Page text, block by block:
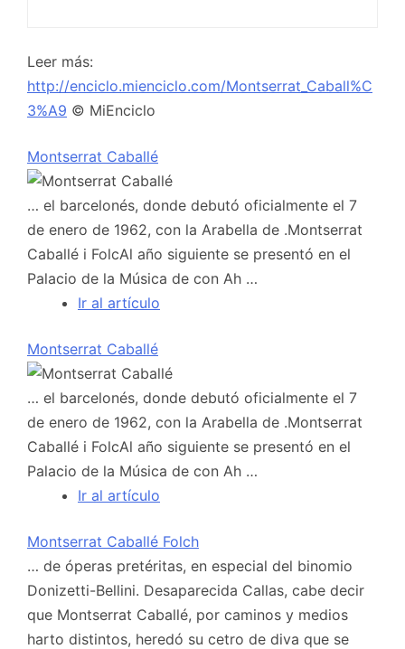
Leer más:
http://enciclo.mienciclo.com/Montserrat_Caball%C
3%A9 © MiEnciclo
Montserrat Caballé
… el barcelonés, donde debutó oficialmente el 7
de enero de 1962, con la Arabella de .Montserrat
Caballé i FolcAl año siguiente se presentó en el
Palacio de la Música de con Ah …
Ir al artículo
Montserrat Caballé
… el barcelonés, donde debutó oficialmente el 7
de enero de 1962, con la Arabella de .Montserrat
Caballé i FolcAl año siguiente se presentó en el
Palacio de la Música de con Ah …
Ir al artículo
Montserrat Caballé Folch
… de óperas pretéritas, en especial del binomio
Donizetti-Bellini. Desaparecida Callas, cabe decir
que Montserrat Caballé, por caminos y medios
harto distintos, heredó su cetro de diva que se